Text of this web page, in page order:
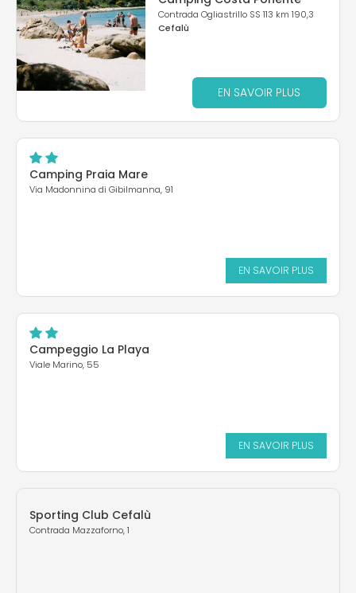
Contrada Ogliastrillo SS 113 km 190,3
Cefalù
EN SAVOIR PLUS
Camping Praia Mare
Via Madonnina di Gibilmanna, 91
EN SAVOIR PLUS
Campeggio La Playa
Viale Marino, 55
EN SAVOIR PLUS
Sporting Club Cefalù
Contrada Mazzaforno, 1